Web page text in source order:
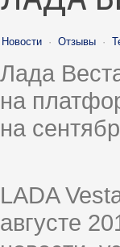
Новости · Отзывы ·
Лада
на
на
LADA
августе